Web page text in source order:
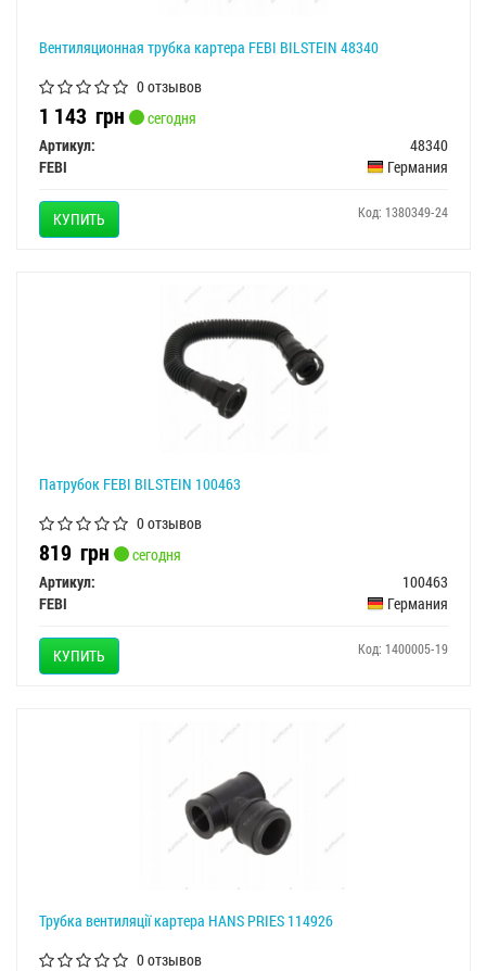
Вентиляционная трубка картера FEBI BILSTEIN 48340
0 отзывов
1 143 грн
сегодня
Артикул:
48340
FEBI
Германия
КУПИТЬ Код: 1380349-24
Патрубок FEBI BILSTEIN 100463
0 отзывов
819 грн
сегодня
Артикул:
100463
FEBI
Германия
КУПИТЬ Код: 1400005-19
Трубка вентиляції картера HANS PRIES 114926
0 отзывов